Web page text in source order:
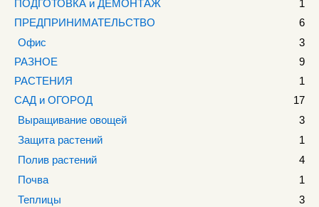
ПОДГОТОВКА и ДЕМОНТАЖ
1
ПРЕДПРИНИМАТЕЛЬСТВО
6
Офис
3
РАЗНОЕ
9
РАСТЕНИЯ
1
САД и ОГОРОД
17
Выращивание овощей
3
Защита растений
1
Полив растений
4
Почва
1
Теплицы
3